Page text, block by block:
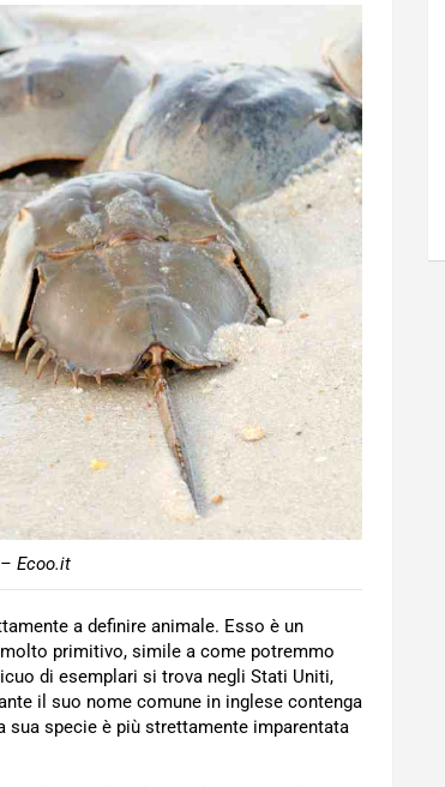
Ecoo.it
a definire animale. Esso è un
primitivo, simile a come potremmo
di esemplari si trova negli Stati Uniti,
il suo nome comune in inglese contenga
sua specie è più strettamente imparentata